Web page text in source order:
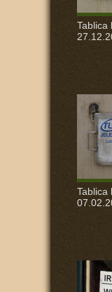
Tablica
Tablica